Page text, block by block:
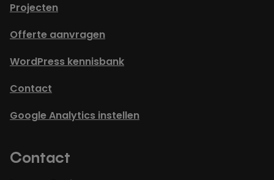
Projecten
Offerte aanvragen
WordPress kennisbank
Contact
Google Analytics instellen
Contact